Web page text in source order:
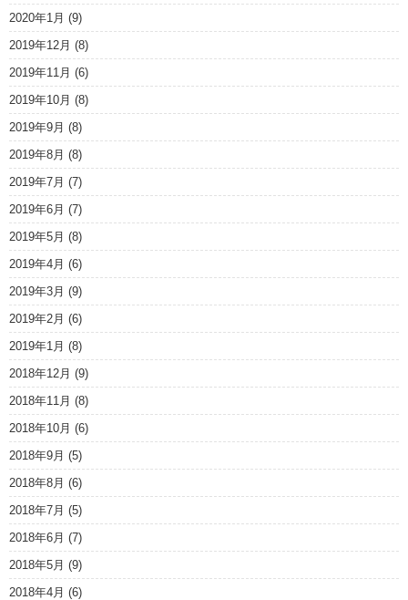
2020年1月 (9)
2019年12月 (8)
2019年11月 (6)
2019年10月 (8)
2019年9月 (8)
2019年8月 (8)
2019年7月 (7)
2019年6月 (7)
2019年5月 (8)
2019年4月 (6)
2019年3月 (9)
2019年2月 (6)
2019年1月 (8)
2018年12月 (9)
2018年11月 (8)
2018年10月 (6)
2018年9月 (5)
2018年8月 (6)
2018年7月 (5)
2018年6月 (7)
2018年5月 (9)
2018年4月 (6)